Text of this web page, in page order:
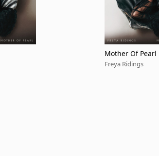
Mother Of Pearl
Freya Ridings